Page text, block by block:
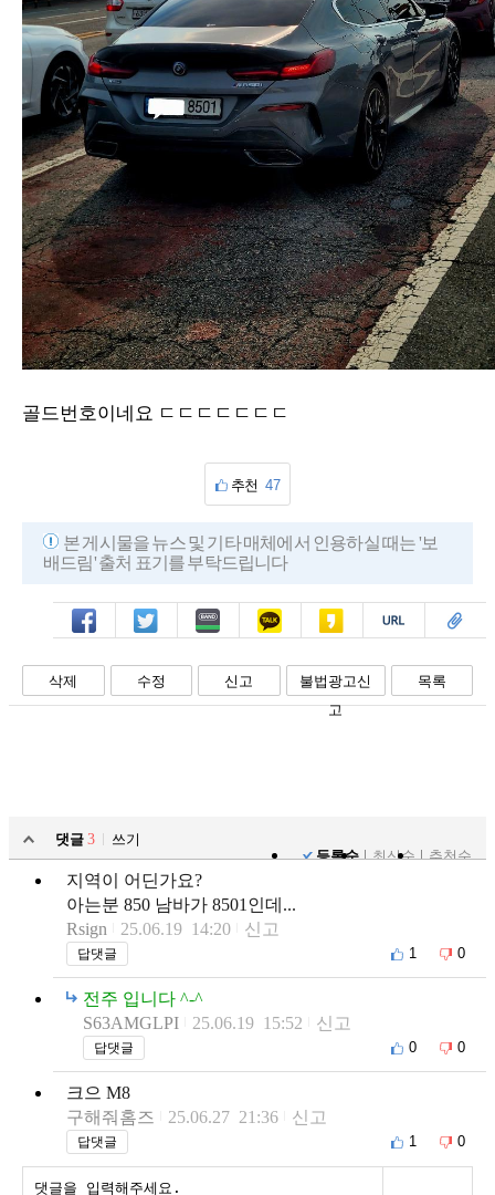
골드번호이네요 ㄷㄷㄷㄷㄷㄷㄷ
추천 47
본 게시물을 뉴스 및 기타 매체에서 인용하실 때는 '보
배드림' 출처 표기를 부탁드립니다
페북 트윗 밴드 카톡 카스 복사 스크랩
삭제 수정 신고
불법광고신
고
목록
댓글 3
쓰기
등록순
최신순 추천순
지역이 어딘가요?
아는분 850 남바가 8501인데...
Rsign
25.06.19 14:20 신고
답댓글 1 0
전주 입니다 ^-^
S63AMGLPI
25.06.19 15:52 신고
답댓글 0 0
크으 M8
구해줘홈즈
25.06.27 21:36 신고
답댓글 1 0